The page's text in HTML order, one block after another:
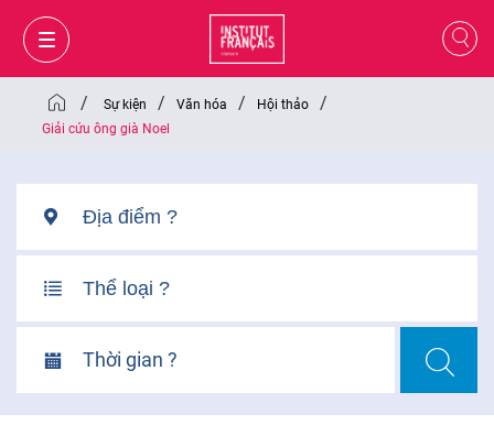
GIỎ HÀNG ĐĂNG NHẬP
/ Sự kiện / Văn hóa / Hội thảo /
Giải cứu ông già Noel
Thời gian ?